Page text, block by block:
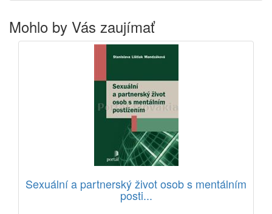
Mohlo by Vás zaujímať
Sexuální a partnerský život osob s mentálním
posti...